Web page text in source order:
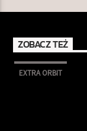
ZOBACZ TEŻ
EXTRA ORBIT